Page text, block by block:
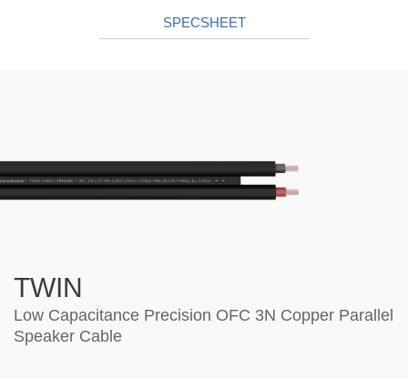
SPECSHEET
TWIN
Low Capacitance Precision OFC 3N Copper Parallel
Speaker Cable